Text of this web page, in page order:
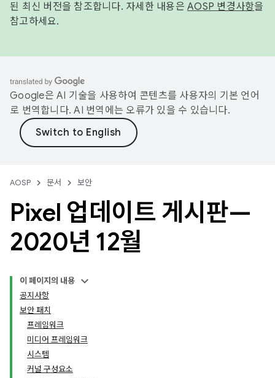
된 최신 버전을 참조합니다. 자세한 내용은 AOSP 변경사항을
참고하세요.
Google은 AI 기술을 사용하여 콘텐츠를 사용자의 기본 언어
로 번역합니다. AI 번역에는 오류가 있을 수 있습니다.
AOSP 문서 보안
Pixel 업데이트 게시판—
2020년 12월
이 페이지의 내용
공지사항
보안 패치
프레임워크
미디어 프레임워크
시스템
커널 구성요소